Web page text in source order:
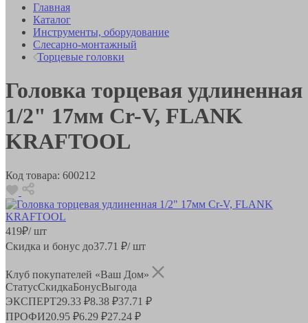
Главная
Каталог
Инструменты, оборудование
Слесарно-монтажный
Торцевые головки
Головка торцевая удлиненная
1/2" 17мм Cr-V, FLANK
KRAFTOOL
Код товара: 600212
419₽/ шт
Скидка и бонус до37.71 ₽/ шт
Клуб покупателей «Ваш Дом»
СтатусСкидкаБонусВыгода
ЭКСПЕРТ29.33 ₽8.38 ₽37.71 ₽
ПРОФИ20.95 ₽6.29 ₽27.24 ₽